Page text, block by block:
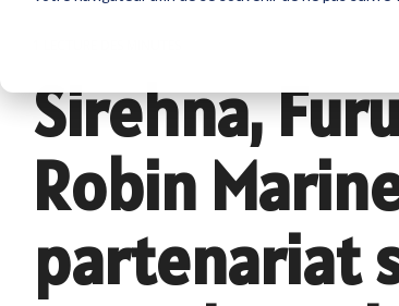
Sondes et Capteurs
Combinés multifonction
Accessoire sondeurs et
sonars
Sondeur IMO
Radars
Class surveys
Atelier et Etudes R & D
Enregistrer un produit
Programmation de balise
Sirehna,
Robin
partenariat